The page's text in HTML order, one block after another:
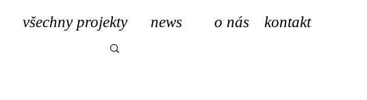
všechny projekty news o nás kontakt